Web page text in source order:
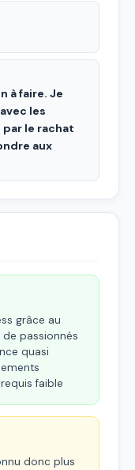
à faire. Je
les
le rachat
aux
grâce au
passionnés
quasi
faible
donc plus